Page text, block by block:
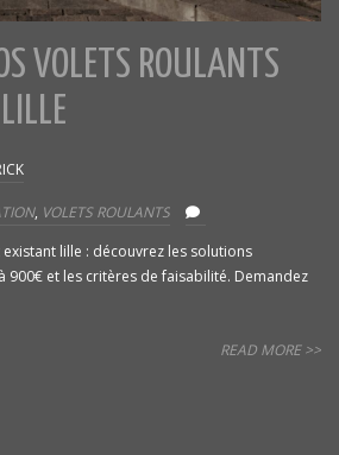
VOLETS ROULANTS
, VOLETS ROULANTS
lille : découvrez les solutions
900€ et les critères de faisabilité. Demandez
READ MORE >>